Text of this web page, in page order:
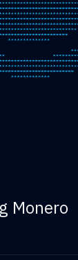
Monero